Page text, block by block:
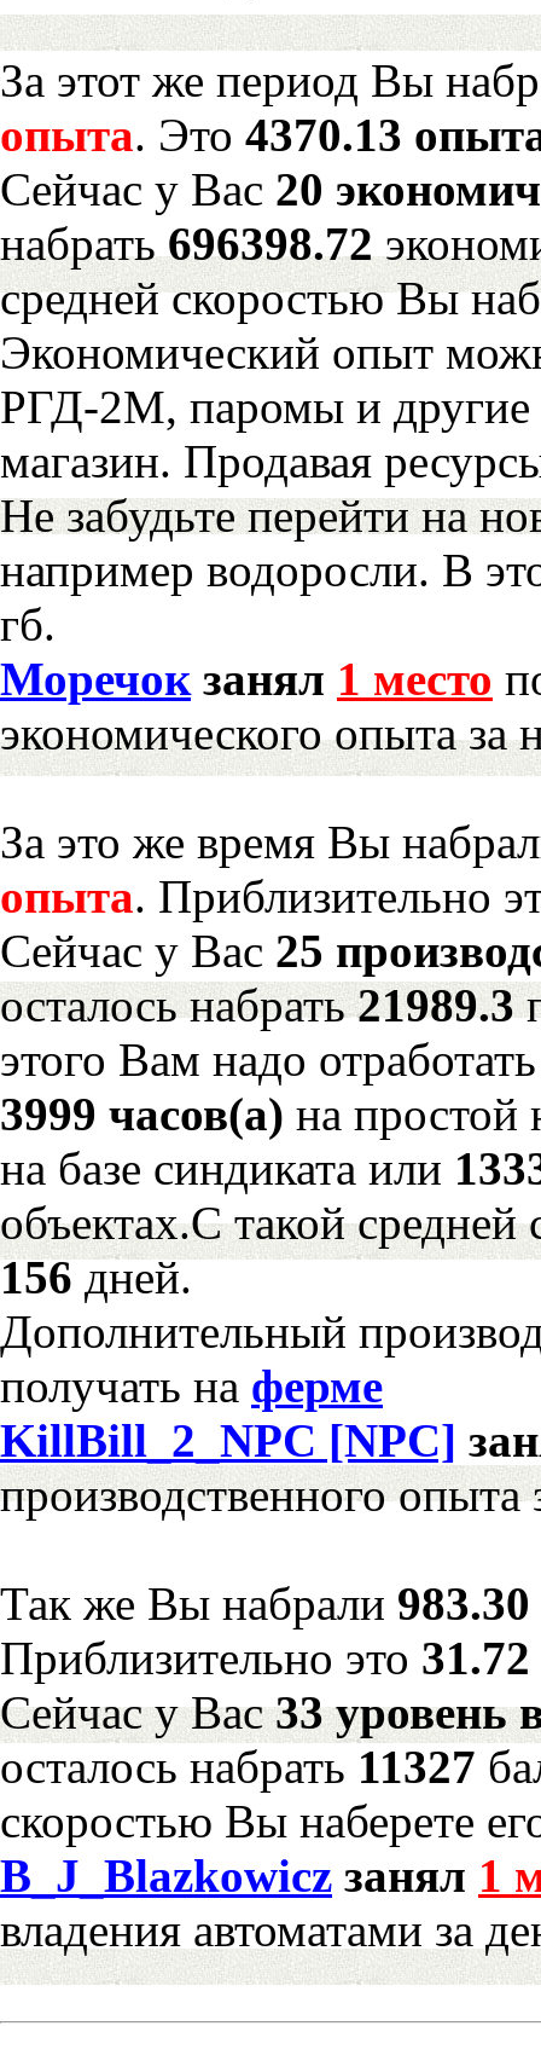
За этот же период Вы
опыта. Это 4370.13
Сейчас у Вас 20
набрать696398.72
средней скоростью Вы
Экономический опыт
РГД-2М, паромы и другие
магазин. Продавая
Не забудьте перейти на
например водоросли. В
гб.
Моречокзанял 1 место
экономического опыта за
За это же время Вы
опыта. Приблизительно
Сейчас у Вас 25
осталось набрать21989.3
этого Вам надо отработать
3999 часов(а) на
на базе синдиката или
объектах.С такой средней
156дней.
Дополнительный
получать на ферме
KillBill_2_NPC [NPC]
производственного опыта
Так же Вы набрали
Приблизительно это
Сейчас у Вас33 уровень
осталось набрать 11327
скоростью Вы наберете
B_J_Blazkowicz занял 1
владения автоматами за